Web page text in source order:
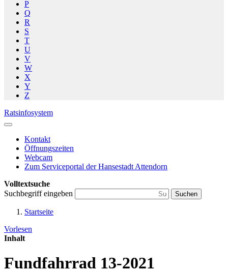
P
Q
R
S
T
U
V
W
X
Y
Z
Ratsinfosystem
Kontakt
Öffnungszeiten
Webcam
Zum Serviceportal der Hansestadt Attendorn
Volltextsuche
Suchbegriff eingeben
Suchen
Startseite
Vorlesen
Inhalt
Fundfahrrad 13-2021